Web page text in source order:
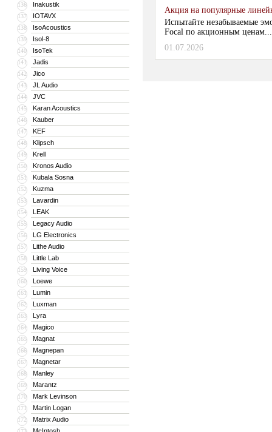
136 Inakustik
137 IOTAVX
138 IsoAcoustics
139 Isol-8
140 IsoTek
141 Jadis
142 Jico
143 JL Audio
144 JVC
145 Karan Acoustics
146 Kauber
147 KEF
148 Klipsch
149 Krell
150 Kronos Audio
151 Kubala Sosna
152 Kuzma
153 Lavardin
154 LEAK
155 Legacy Audio
156 LG Electronics
157 Lithe Audio
158 Little Lab
159 Living Voice
160 Loewe
161 Lumin
162 Luxman
163 Lyra
164 Magico
165 Magnat
166 Magnepan
167 Magnetar
168 Manley
169 Marantz
170 Mark Levinson
171 Martin Logan
172 Matrix Audio
Акция на популярные
Испытайте незабываемые
Focal по акционным
01.07.2026